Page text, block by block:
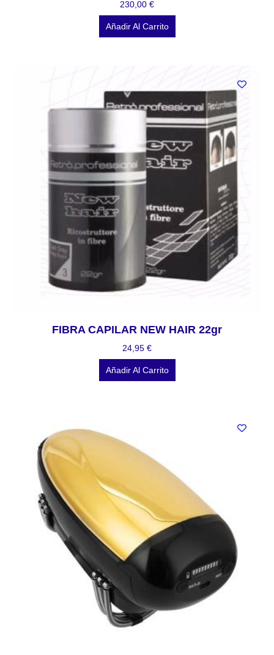
230,00 €
Añadir Al Carrito
FIBRA CAPILAR NEW HAIR 22gr
24,95 €
Añadir Al Carrito